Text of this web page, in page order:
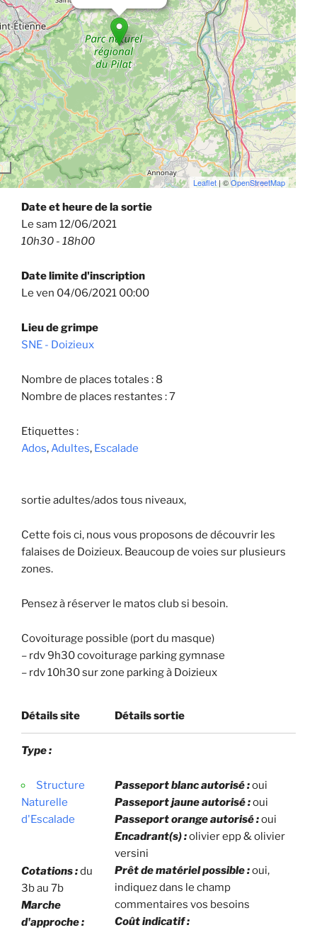
Leaflet | ©OpenStreetMap
Date et heure de la sortie
Le sam 12/06/2021
10h30 - 18h00
Date limite d'inscription
Le ven 04/06/2021 00:00
Lieu de grimpe
SNE - Doizieux
Nombre de places totales : 8
Nombre de places restantes : 7
Etiquettes :
Ados,Adultes, Escalade
sortie adultes/ados tous niveaux,
Cette fois ci, nous vous proposons de découvrir les
falaises de Doizieux. Beaucoup de voies sur plusieurs
zones.
Pensez à réserver le matos club si besoin.
Covoiturage possible (port du masque)
– rdv 9h30 covoiturage parking gymnase
– rdv 10h30 sur zone parking à Doizieux
Détails site Détails sortie
Type :
Structure
Naturelle
d'Escalade
Cotations :du
3b au 7b
Marche
d'approche :
Passeport blanc autorisé :oui
Passeport jaune autorisé :oui
Passeport orange autorisé :oui
Encadrant(s) :olivier epp & olivier
versini
Prêt de matériel possible :oui,
indiquez dans le champ
commentaires vos besoins
Coût indicatif :